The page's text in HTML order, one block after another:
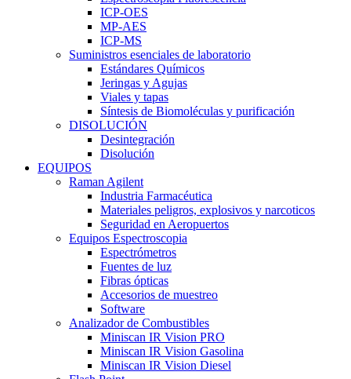
ICP-OES
MP-AES
ICP-MS
Suministros esenciales de laboratorio
Estándares Químicos
Jeringas y Agujas
Viales y tapas
Síntesis de Biomoléculas y purificación
DISOLUCIÓN
Desintegración
Disolución
EQUIPOS
Raman Agilent
Industria Farmacéutica
Materiales peligros, explosivos y narcoticos
Seguridad en Aeropuertos
Equipos Espectroscopia
Espectrómetros
Fuentes de luz
Fibras ópticas
Accesorios de muestreo
Software
Analizador de Combustibles
Miniscan IR Vision PRO
Miniscan IR Vision Gasolina
Miniscan IR Vision Diesel